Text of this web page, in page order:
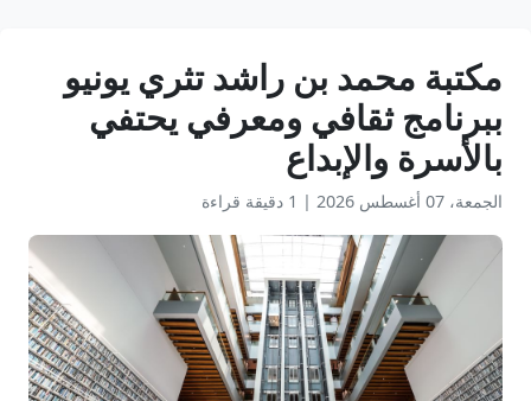
مكتبة محمد بن راشد تثري يونيو
ببرنامج ثقافي ومعرفي يحتفي
بالأسرة والإبداع
الجمعة، 07 أغسطس 2026 | 1 دقيقة قراءة